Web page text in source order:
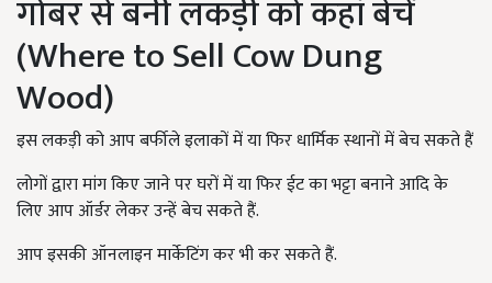
गोबर से बनी लकड़ी को कहां बेचें
(Where to Sell Cow Dung
Wood)
इस लकड़ी को आप बर्फीले इलाकों में या फिर धार्मिक स्थानों में बेच सकते हैं
लोगों द्वारा मांग किए जाने पर घरों में या फिर ईट का भट्टा बनाने आदि के
लिए आप ऑर्डर लेकर उन्हें बेच सकते हैं.
आप इसकी ऑनलाइन मार्केटिंग कर भी कर सकते हैं.